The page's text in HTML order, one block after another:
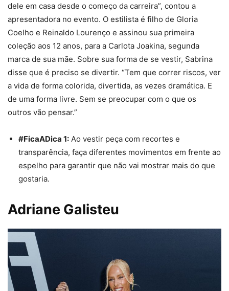
dele em casa desde o começo da carreira”, contou a
apresentadora no evento. O estilista é filho de Gloria
Coelho e Reinaldo Lourenço e assinou sua primeira
coleção aos 12 anos, para a Carlota Joakina, segunda
marca de sua mãe. Sobre sua forma de se vestir, Sabrina
disse que é preciso se divertir. “Tem que correr riscos, ver
a vida de forma colorida, divertida, as vezes dramática. E
de uma forma livre. Sem se preocupar com o que os
outros vão pensar.”
#FicaADica 1: Ao vestir peça com recortes e
transparência, faça diferentes movimentos em frente ao
espelho para garantir que não vai mostrar mais do que
gostaria.
Adriane Galisteu